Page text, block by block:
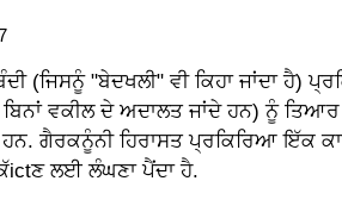
(ਜਿਸਨੂੰ "ਬੇਦਖਲੀ" ਵੀ ਕਿਹਾ ਜਾਂਦਾ ਹੈ)
ਵਕੀਲ ਦੇ ਅਦਾਲਤ ਜਾਂਦੇ ਹਨ) ਨੂੰ
ਹਨ. ਗੈਰਕਨੂੰਨੀ ਹਿਰਾਸਤ ਪ੍ਰਕਿਰਿਆ ਇੱਕ
ਲਈ ਲੰਘਣਾ ਪੈਂਦਾ ਹੈ.